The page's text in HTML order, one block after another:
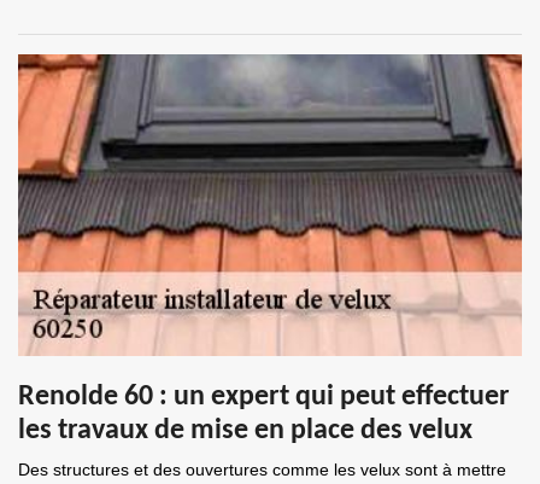
Renolde 60 : un expert qui peut effectuer
les travaux de mise en place des velux
Des structures et des ouvertures comme les velux sont à mettre